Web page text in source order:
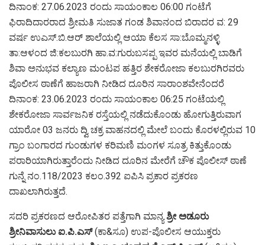
ದಿನಾಂಕ: 27.06.2023 ರಂದು ಸಾಯಂಕಾಲ 06:00 ಗಂಟೆಗೆ
ಫಿರಾದಿದಾರರಾದ ಶ್ರೀಮತಿ ಸುಜಾತ ಗಂಡ ಶಿವಾನಂದ ಬಿರಾದರ ವ: 29
ವರ್ಷ ಉಎಸ್.ಬಿ.ಆರ್ ಶಾಲೆಯಲ್ಲಿ ಆಯಾ ಕೆಲಸ ಸಾ:ಬೊಮ್ಮನಳ್ಳಿ
ತಾ:ಆಳಂದ ಜಿ:ಕಲಬುರಗಿ ಹಾ.ವ:ಗುರುಬಸಪ್ಪ ಇವರ ಮನೆಯಲ್ಲಿ ಬಾಡಿಗೆ
ಶಿವಾ ಅನುಭವ ಕಲ್ಯಾಣ ಮಂಟಪ ಹತ್ತಿರ ಶೇಕರೋಜಾ ಕಲಬುರಗಿರವರು
ಪೊಲೀಸ ಠಾಣೆಗೆ ಹಾಜರಾಗಿ ನೀಡಿದ ದೂರಿನ ಸಾರಾಂಶವೇನೆಂದರೆ
ದಿನಾಂಕ: 23.06.2023 ರಂದು ಸಾಯಂಕಾಲ 06:25 ಗಂಟೆಯಲ್ಲಿ
ಶೇಕರೋಜಾ ಸಾರ್ವಜನಿಕ ರಸ್ತೆಯಲ್ಲಿ ನಡೆದುಕೊಂಡು ಹೋಗುತ್ತಿರುವಾಗ
ಯಾರೋ 03 ಜನರು ದ್ವಿ ಚಕ್ರ ವಾಹನದಲ್ಲಿ ಮೇಲೆ ಬಂದು ಕೊರಳಲ್ಲಿರುವ 10
ಗ್ರಾಂ ಬಂಗಾರದ ಗುಂಡುಗಳ ಕರಿಮಣಿ ಮಂಗಳ ಸೂತ್ರ ಕಿತ್ತುಕೊಂಡು
ಪರಾರಿಯಾಗಿರುತ್ತಾರೆಂದು ನೀಡಿದ ದೂರಿನ ಮೇರೆಗೆ ಚೌಕ ಪೊಲೀಸ್ ಠಾಣೆ
ಗುನ್ನೆ ನಂ.118/2023 ಕಲಂ.392 ಐಪಿಸಿ ಪ್ರಕಾರ ಪ್ರಕರಣ
ದಾಖಲಾಗಿರುತ್ತದೆ.
ಸದರಿ ಪ್ರಕರಣದ ಆರೋಪಿತರ ಪತ್ತೆಗಾಗಿ ಮಾನ್ಯಶ್ರೀ ಅಡೂರು
ಶ್ರೀನಿವಾಸುಲು ಐ.ಪಿ.ಎಸ್(ಕಾ&ಸೂ) ಉಪ-ಪೊಲೀಸ ಆಯುಕ್ತರು